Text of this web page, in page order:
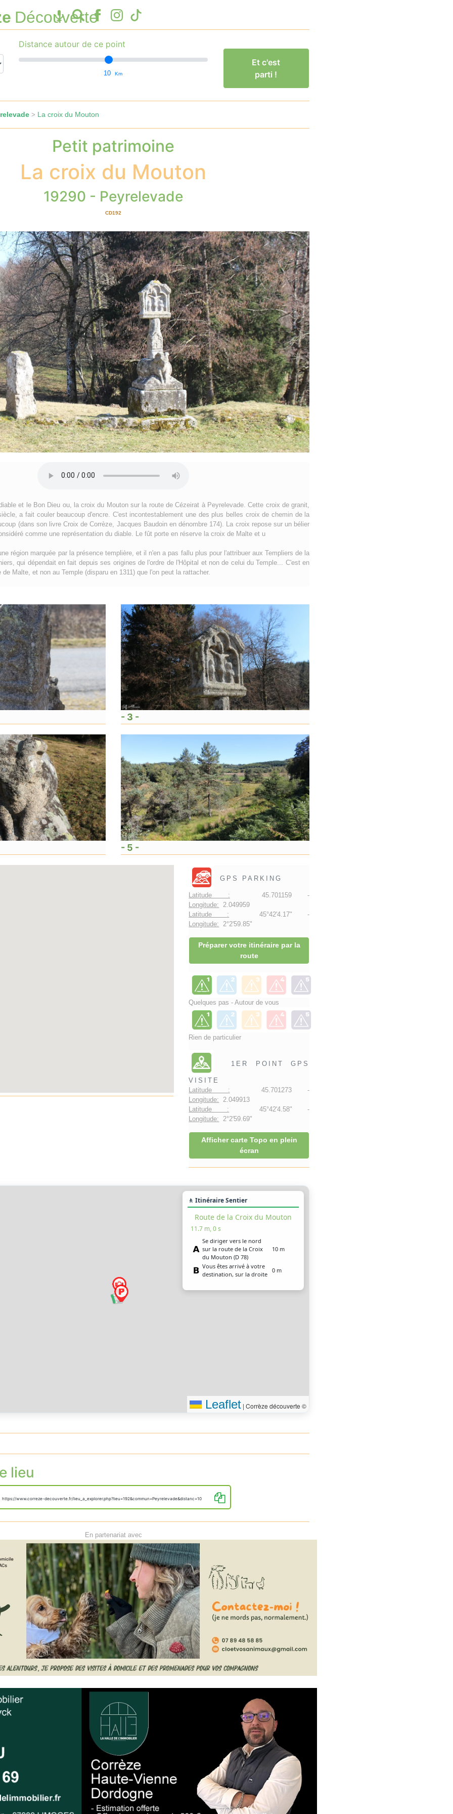
Découverte
Distance autour de ce point
10 Km
Et c'est
parti !
> La croix du Mouton
Petit patrimoine
La croix du Mouton
19290 - Peyrelevade
CD192
et le Bon Dieu ou, la croix du Mouton sur la route de Cézeirat à Peyrelevade. Cette croix de granit,
a fait couler beaucoup d'encre. C'est incontestablement une des plus belles croix de chemin de la
(dans son livre Croix de Corrèze, Jacques Baudoin en dénombre 174). La croix repose sur un bélier
comme une représentation du diable. Le fût porte en réserve la croix de Malte et u
région marquée par la présence templière, et il n'en a pas fallu plus pour l'attribuer aux Templiers de la
qui dépendait en fait depuis ses origines de l'ordre de l'Hôpital et non de celui du Temple... C'est en
Malte, et non au Temple (disparu en 1311) que l'on peut la rattacher.
- 3 -
- 5 -
GPS PARKING
Latitude : 45.701159 -
Longitude: 2.049959
Latitude : 45°42'4.17" -
Longitude: 2°2'59.85"
Préparer votre itinéraire par la
route
Quelques pas - Autour de vous
Rien de particulier
1ER POINT GPS
VISITE
Latitude : 45.701273 -
Longitude: 2.049913
Latitude : 45°42'4.58" -
Longitude: 2°2'59.69"
Afficher carte Topo en plein
écran
🚶 Itinéraire Sentier
Route de la Croix du Mouton
11.7 m, 0 s
Se diriger vers le nord
sur la route de la Croix
du Mouton (D 78)
10 m
Vous êtes arrivé à votre
destination, sur la droite
0 m
Leaflet | Corrèze découverte ©
lieu
https://www.correze-decouverte.fr/lieu_a_explorer.php?lieu=192&commun=Peyrelevade&distanc=10
En partenariat avec